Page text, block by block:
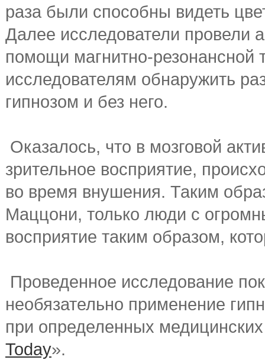
раза были способны видеть
Далее исследователи провели
помощи магнитно-резонансной
исследователям обнаружить
гипнозом и без него.
Оказалось, что в мозговой
зрительное восприятие,
во время внушения. Таким
Маццони, только люди с
восприятие таким образом,
Проведенное исследование
необязательно применение
при определенных
Today».